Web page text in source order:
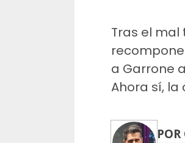
Tras el
a Garrone
Ahora sí, la